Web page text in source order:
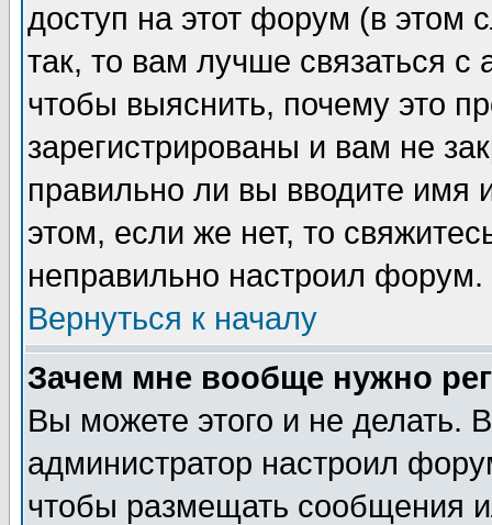
доступ на этот форум (в этом
так, то вам лучше связаться
чтобы выяснить, почему это
зарегистрированы и вам не
правильно ли вы вводите
этом, если же нет, то
неправильно настроил форум.
Вернуться к началу
Зачем мне вообще нужно
Вы можете этого и не делать.
администратор настроил
чтобы размещать сообщения